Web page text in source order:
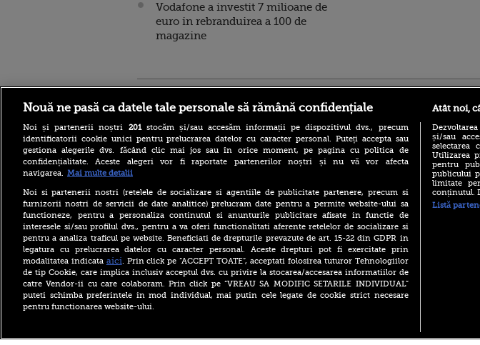
Vodafone a investit 7 milioane de
euro in rebranduirea a 100 de
magazine
cazul avionului cargo
ucrainean din Germania
vizat de o dronă explozivă.
Ce neagă autoritățile
O familie care a plătit 3.500
de euro pentru o vacanță în
Bulgaria a primit un SMS
înainte să plece: „Nu
mergeți la aeroport”
Se construiește cea mai
înaltă clădire din lume.
(P)
Nouă ne pasă ca datele tale personale să rămână confidențiale
Noi și partenerii noștri 201stocăm și/sau accesăm informații pe dispozitivul dvs., precum
identificatorii cookie unici pentru prelucrarea datelor cu caracter personal. Puteți accepta sau
gestiona alegerile dvs. făcând clic mai jos sau în orice moment, pe pagina cu politica de
confidențialitate. Aceste alegeri vor fi raportate partenerilor noștri și nu vă vor afecta
navigarea. Mai multe detalii
Noi si partenerii nostri (retelele de socializare si agentiile de publicitate partenere, precum si
furnizorii nostri de servicii de date analitice) prelucram date pentru a permite website-ului sa
functioneze, pentru a personaliza continutul si anunturile publicitare afisate in functie de
interesele si/sau profilul dvs., pentru a va oferi functionalitati aferente retelelor de socializare si
pentru a analiza traficul pe website. Beneficiati de drepturile prevazute de art. 15-22 din GDPR in
legatura cu prelucrarea datelor cu caracter personal. Aceste drepturi pot fi exercitate prin
modalitatea indicata aici. Prin click pe “ACCEPT TOATE”, acceptati folosirea tuturor Tehnologiilor
de tip Cookie, care implica inclusiv acceptul dvs. cu privire la stocarea/accesarea informatiilor de
catre Vendor-ii cu care colaboram. Prin click pe “VREAU SA MODIFIC SETARILE INDIVIDUAL”
puteti schimba preferintele in mod individual, mai putin cele legate de cookie strict necesare
pentru functionarea website-ului.
Atât noi,
și/sau
selectarea
Utilizarea
pentru
publicului
limitate
conținutul.
Listă